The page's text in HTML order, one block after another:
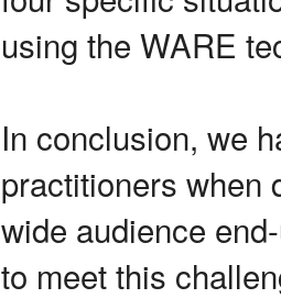
using the WARE
In conclusion, we
practitioners when
wide audience
to meet this